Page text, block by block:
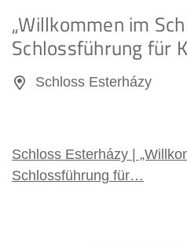
„Willkommen im
Schlossführung für
Schloss Esterházy
Schloss Esterházy |
Schlossführung für…